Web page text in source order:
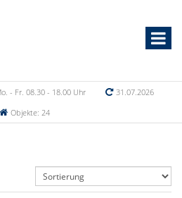
- Fr. 08.30 - 18.00 Uhr
31.07.2026
Objekte: 24